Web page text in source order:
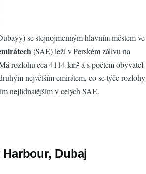
se stejnojmenným hlavním městem ve
(SAE) leží v Perském zálivu na
rozlohu cca 4114 km² a s počtem obyvatel
největším emirátem, co se týče rozlohy
nejlidnatějším v celých SAE.
Dubaj